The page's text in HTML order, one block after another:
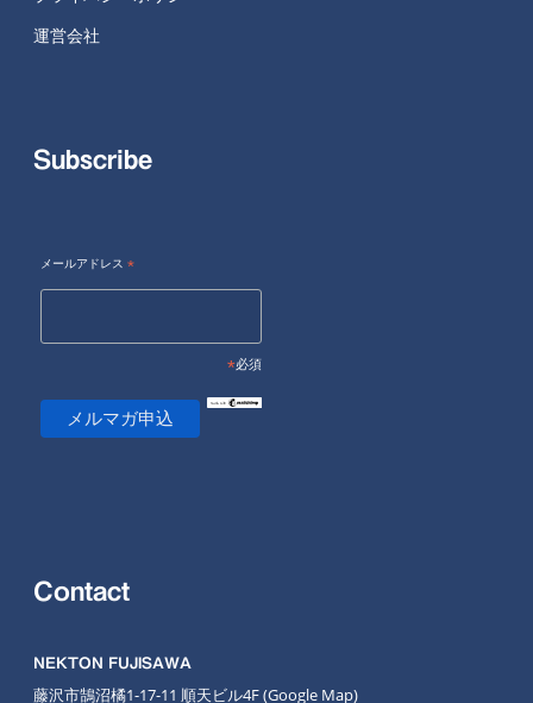
運営会社
Subscribe
メールアドレス *
*必須
Contact
NEKTON FUJISAWA
藤沢市鵠沼橘1-17-11 順天ビル4F(Google Map)